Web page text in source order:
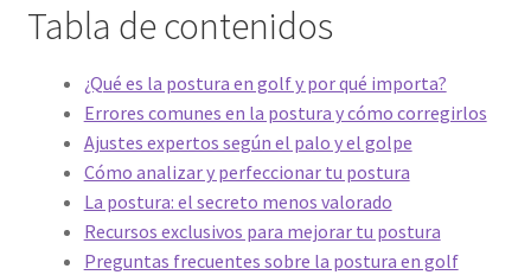
Tabla de contenidos
¿Qué es la postura en golf y por qué importa?
Errores comunes en la postura y cómo corregirlos
Ajustes expertos según el palo y el golpe
Cómo analizar y perfeccionar tu postura
La postura: el secreto menos valorado
Recursos exclusivos para mejorar tu postura
Preguntas frecuentes sobre la postura en golf